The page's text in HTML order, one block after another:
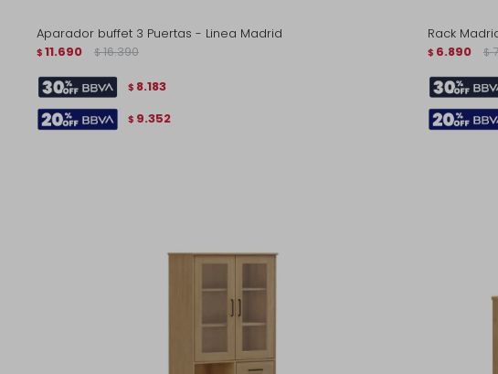
Aparador buffet 3 Puertas - Linea Madrid
$ 11.690 $ 16.390
$ 8.183
$ 9.352
Rack
$ 6.890 $